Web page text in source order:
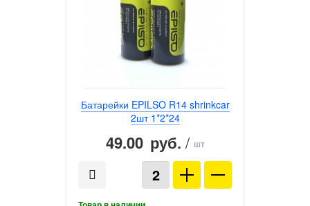
Батарейки EPILSO R14 shrinkcar
2шт 1*2*24
49.00 руб. / шт